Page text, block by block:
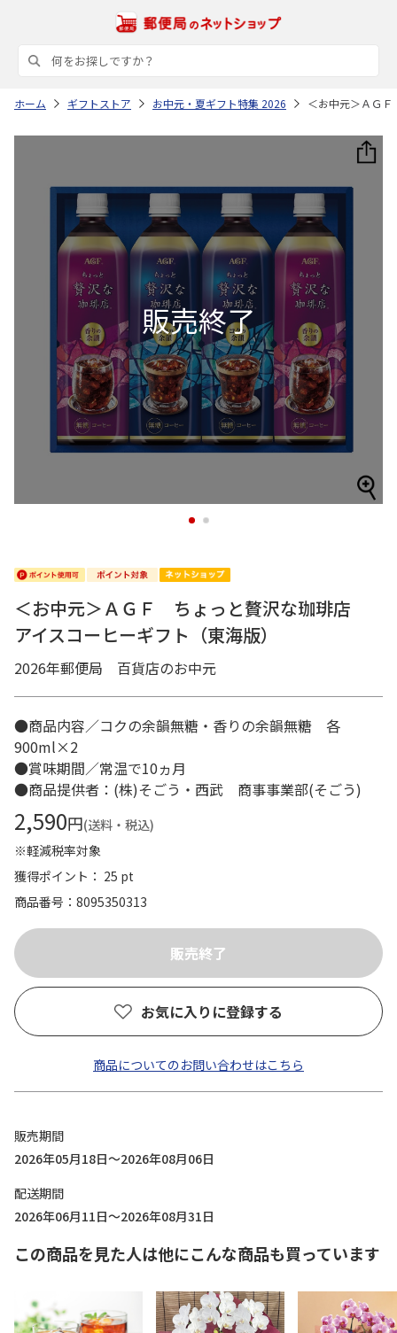
ホーム ギフトストア お中元・夏ギフト特集 2026 ＜お中元＞ＡＧ
1 2
＜お中元＞ＡＧＦ ちょっと贅沢な珈琲店
アイスコーヒーギフト（東海版）
2026年郵便局 百貨店のお中元
●商品内容／コクの余韻無糖・香りの余韻無糖 各
900ml×2
●賞味期間／常温で10ヵ月
●商品提供者：(株)そごう・西武 商事事業部(そごう)
2,590円(送料・税込)
※軽減税率対象
獲得ポイント： 25 pt
商品番号
8095350313
お気に入りに登録する
商品についてのお問い合わせはこちら
販売期間
2026年05月18日～2026年08月06日
配送期間
2026年06月11日～2026年08月31日
この商品を見た人は他にこんな商品も買っています